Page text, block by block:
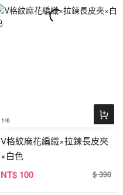
1/6
V格紋麻花編織×拉鍊長皮夾
×白色
NT$ 100 $ 390